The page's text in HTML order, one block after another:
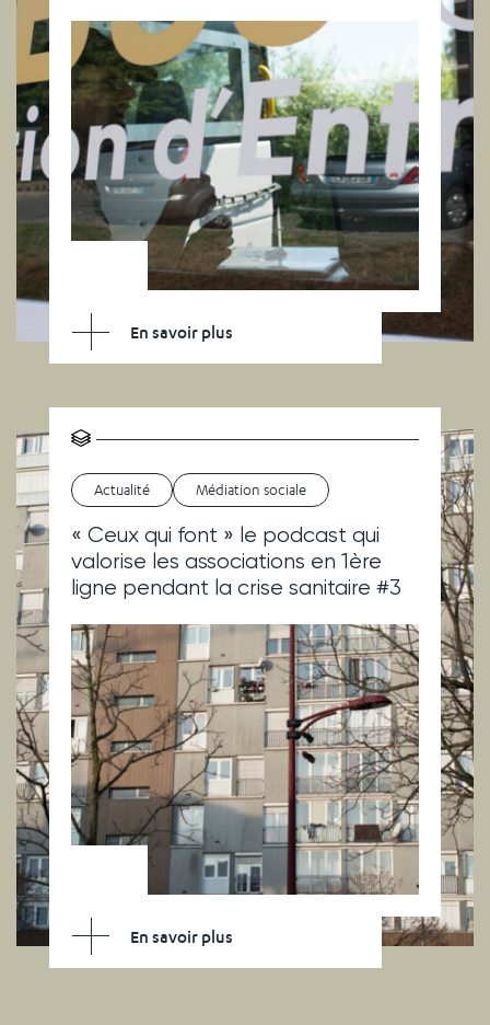
En savoir plus
Actualité Médiation sociale
« Ceux qui font » le podcast qui
valorise les associations en 1ère
ligne pendant la crise sanitaire #3
En savoir plus